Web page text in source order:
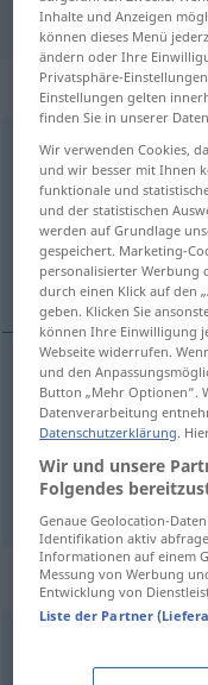
"Vollzug"
„Vollzug“
Vollzugm <Vollzug(e)s
Übersicht aller
(Für mehr Details die
ejecución
ejecuciónf Vollzug
Vollzug → siehe „
Inhalte und Anzeigen
können dieses Menü
ändern oder Ihre
Privatsphäre-
Einstellungen gelten
finden Sie in unserer
Wir verwenden Cookies,
und wir besser mit Ihnen
funktionale und
und der statistischen
werden auf Grundlage
gespeichert. Marketing-
personalisierter Werbung
durch einen Klick auf den
geben. Klicken Sie
können Ihre Einwilligung
Webseite widerrufen.
und den
Button „Mehr Optionen“.
Datenverarbeitung
Datenschutzerklärung.
Wir und unsere
Folgendes
Genaue Geolocation-
Identifikation aktiv
Informationen auf einem
Messung von Werbung
Entwicklung von
Liste der Partner